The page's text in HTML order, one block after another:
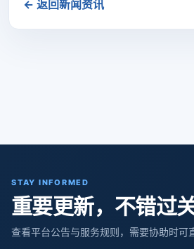
← 返回新闻资讯
STAY INFORMED
重要更新，不错过
查看平台公告与服务规则，需要协助时可